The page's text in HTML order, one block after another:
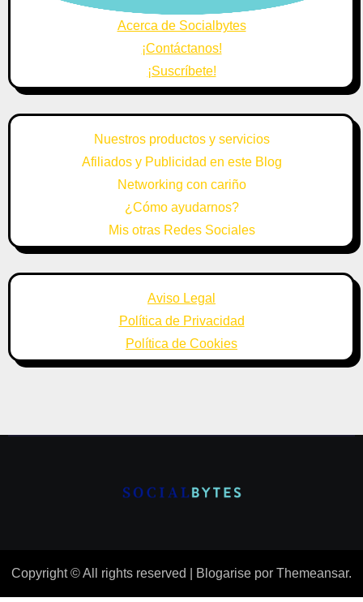
Acerca de Socialbytes
¡Contáctanos!
¡Suscríbete!
Nuestros productos y servicios
Afiliados y Publicidad en este Blog
Networking con cariño
¿Cómo ayudarnos?
Mis otras Redes Sociales
Aviso Legal
Política de Privacidad
Política de Cookies
Copyright © All rights reserved Blogarise por Themeansar.